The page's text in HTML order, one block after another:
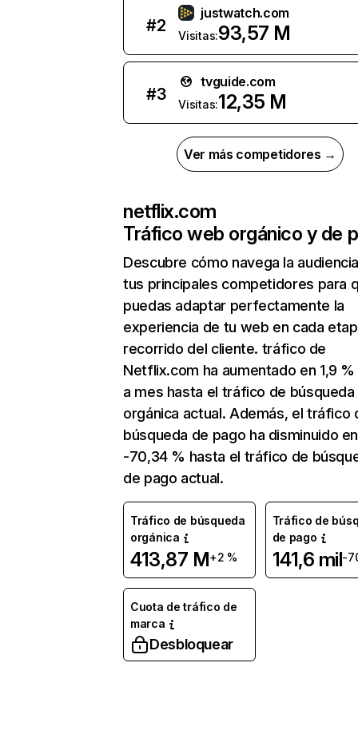
#2
justwatch.com
Visitas:93,57 M
#3
tvguide.com
Visitas:12,35 M
Ver más competidores →
netflix.com
Tráfico web orgánico y de
Descubre cómo navega la
tus principales competidores para
puedas adaptar perfectamente la
experiencia de tu web en cada
recorrido del cliente. tráfico de
Netflix.com ha aumentado en 1,9
a mes hasta el tráfico de búsqueda
orgánica actual. Además, el tráfico
búsqueda de pago ha disminuido en
-70,34 % hasta el tráfico de
de pago actual.
Tráfico de búsqueda
orgánica
413,87 M+2 %
Tráfico de
de pago
141,6 mil-
Cuota de tráfico de
marca
Desbloquear